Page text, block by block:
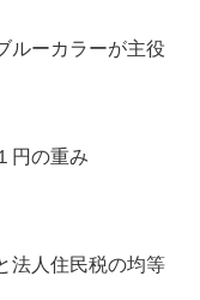
ルーカラーが主役
円の重み
法人住民税の均等